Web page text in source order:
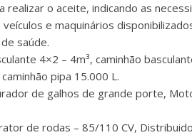
realizar o aceite, indicando as
e maquinários
saúde.
4×2 – 4m³, caminhão
pipa 15.000 L.
de galhos de grande porte,
de rodas – 85/110 CV,